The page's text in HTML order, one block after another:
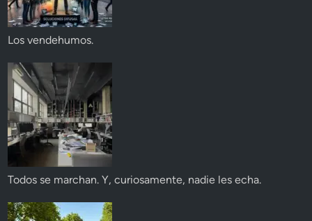
Los vendehumos.
Todos se marchan. Y, curiosamente, nadie les echa.